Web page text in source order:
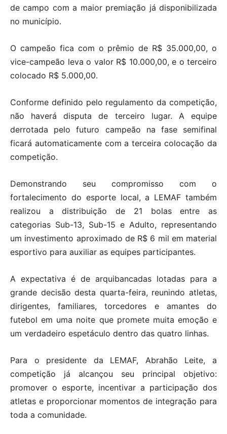
de campo com a maior premiação já disponibilizada
no município.
O campeão fica com o prêmio de R$ 35.000,00, o
vice-campeão leva o valor R$ 10.000,00, e o terceiro
colocado R$ 5.000,00.
Conforme definido pelo regulamento da competição,
não haverá disputa de terceiro lugar. A equipe
derrotada pelo futuro campeão na fase semifinal
ficará automaticamente com a terceira colocação da
competição.
Demonstrando seu compromisso com o
fortalecimento do esporte local, a LEMAF também
realizou a distribuição de 21 bolas entre as
categorias Sub-13, Sub-15 e Adulto, representando
um investimento aproximado de R$ 6 mil em material
esportivo para auxiliar as equipes participantes.
A expectativa é de arquibancadas lotadas para a
grande decisão desta quarta-feira, reunindo atletas,
dirigentes, familiares, torcedores e amantes do
futebol em uma noite que promete muita emoção e
um verdadeiro espetáculo dentro das quatro linhas.
Para o presidente da LEMAF, Abrahão Leite, a
competição já alcançou seu principal objetivo:
promover o esporte, incentivar a participação dos
atletas e proporcionar momentos de integração para
toda a comunidade.